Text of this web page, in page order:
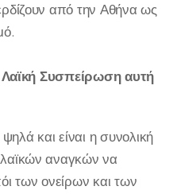
από την Αθήνα ως
Λαϊκή Συσπείρωση αυτή
και είναι η συνολική
αναγκών να
των ονείρων και των